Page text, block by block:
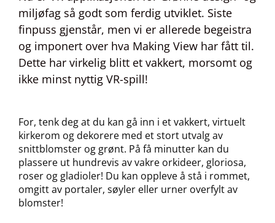
miljøfag så godt som ferdig utviklet. Siste
finpuss gjenstår, men vi er allerede begeistra
og imponert over hva Making View har fått til.
Dette har virkelig blitt et vakkert, morsomt og
ikke minst nyttig VR-spill!
For, tenk deg at du kan gå inn i et vakkert, virtuelt
kirkerom og dekorere med et stort utvalg av
snittblomster og grønt. På få minutter kan du
plassere ut hundrevis av vakre orkideer, gloriosa,
roser og gladioler! Du kan oppleve å stå i rommet,
omgitt av portaler, søyler eller urner overfylt av
blomster!